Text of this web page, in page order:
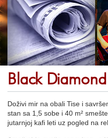
Black
Doživi mir na obali Tise i
stan sa 1,5 sobe i 40 m²
jutarnjoj kafi leti uz pogled na